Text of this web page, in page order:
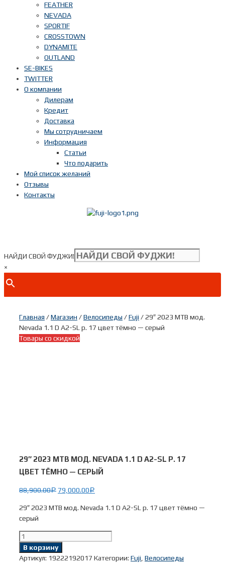
FEATHER
NEVADA
SPORTIF
CROSSTOWN
DYNAMITE
OUTLAND
SE-BIKES
TWITTER
О компании
Дилерам
Кредит
Доставка
Мы сотрудничаем
Информация
Статьи
Что подарить
Мой список желаний
Отзывы
Контакты
НАЙДИ СВОЙ ФУДЖИ!
×
Главная /Магазин /Велосипеды /Fuji / 29″ 2023 MTB мод.
Nevada 1.1 D A2-SL р. 17 цвет тёмно — серый
Товары со скидкой
29″ 2023 MTB МОД. NEVADA 1.1 D A2-SL Р. 17
ЦВЕТ ТЁМНО — СЕРЫЙ
88,900.00Р 79,000.00 Р
29″ 2023 MTB мод. Nevada 1.1 D A2-SL р. 17 цвет тёмно —
серый
Количество
товара
29"
В корзину
Артикул: 19222192017 Категории: Fuji Велосипеды